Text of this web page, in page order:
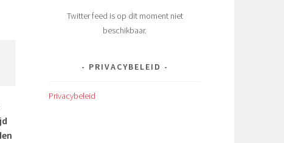
Twitter feed is op dit moment niet
beschikbaar.
PRIVACYBELEID
Privacybeleid